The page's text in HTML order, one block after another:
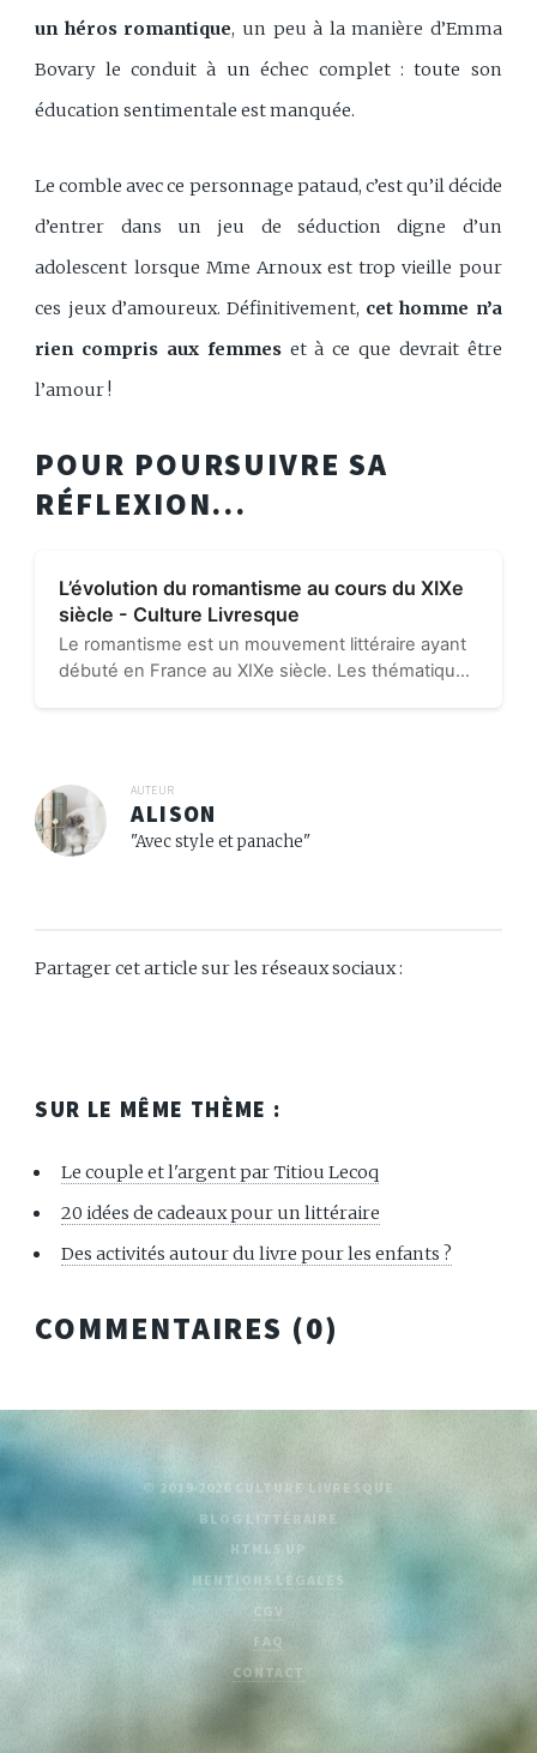
un héros romantique, un peu à la manière d’Emma
Bovary le conduit à un échec complet : toute son
éducation sentimentale est manquée.
Le comble avec ce personnage pataud, c’est qu’il décide
d’entrer dans un jeu de séduction digne d’un
adolescent lorsque Mme Arnoux est trop vieille pour
ces jeux d’amoureux. Définitivement, cet homme n’a
rien compris aux femmes et à ce que devrait être
l’amour !
POUR POURSUIVRE SA
RÉFLEXION...
L’évolution du romantisme au cours du XIXe
siècle - Culture Livresque
Le romantisme est un mouvement littéraire ayant
débuté en France au XIXe siècle. Les thématiques
AUTEUR
ALISON
"Avec style et panache"
Partager cet article sur les réseaux sociaux :
SUR LE MÊME THÈME :
Le couple et l'argent par Titiou Lecoq
20 idées de cadeaux pour un littéraire
Des activités autour du livre pour les enfants ?
COMMENTAIRES (0)
© 2019-2026 CULTURE LIVRESQUE
BLOG LITTÉRAIRE
HTML5 UP
MENTIONS LÉGALES
CGV
FAQ
CONTACT